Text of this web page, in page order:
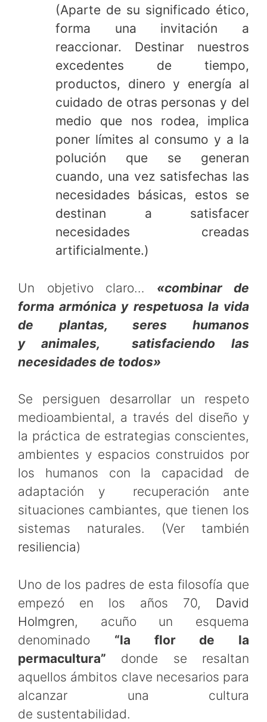
(Aparte de su significado ético,
forma una invitación a
reaccionar. Destinar nuestros
excedentes de tiempo,
productos, dinero y energía al
cuidado de otras personas y del
medio que nos rodea, implica
poner límites al consumo y a la
polución que se generan
cuando, una vez satisfechas las
necesidades básicas, estos se
destinan a satisfacer
necesidades creadas
artificialmente.)
Un objetivo claro… «combinar de
forma armónica y respetuosa la vida
de plantas, seres humanos
y animales, satisfaciendo las
necesidades de todos»
Se persiguen desarrollar un respeto
medioambiental, a través del diseño y
la práctica de estrategias conscientes,
ambientes y espacios construidos por
los humanos con la capacidad de
adaptación y recuperación ante
situaciones cambiantes, que tienen los
sistemas naturales. (Ver también
resiliencia)
Uno de los padres de esta filosofía que
empezó en los años 70, David
Holmgren, acuño un esquema
denominado “la flor de la
permacultura” donde se resaltan
aquellos ámbitos clave necesarios para
alcanzar una cultura
de sustentabilidad.